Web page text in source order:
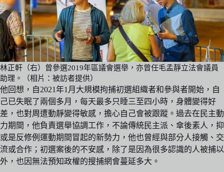
林正軒（右）曾參選2019年區議會選舉，亦曾任毛孟靜立法會議員
助理。（相片：被訪者提供）
他回想，自2021年1月大規模拘捕初選組織者和參與者開始，自
己已失眠了兩個多月，每天最多只睡三至四小時，身體變得好
差，也對周遭動靜變得敏感，擔心自己會被跟蹤。過去在民主動
力期間，他負責選舉協調工作，不論傳統民主派、傘後素人，抑
或是反修例運動期間冒起的新勢力，他也曾經與部分人接觸、交
流或合作；初選案後的不安感，除了是因為很多認識的人被捕以
外，也因無法預知政權的搜捕網會蔓延多大。